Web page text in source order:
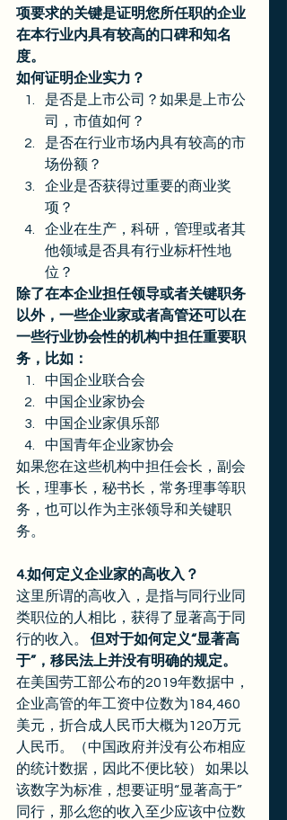
项要求的关键是证明您所任职的企业
在本行业内具有较高的口碑和知名
度。
如何证明企业实力？
是否是上市公司？如果是上市公
司，市值如何？
是否在行业市场内具有较高的市
场份额？
企业是否获得过重要的商业奖
项？
企业在生产，科研，管理或者其
他领域是否具有行业标杆性地
位？
除了在本企业担任领导或者关键职务
以外，一些企业家或者高管还可以在
一些行业协会性的机构中担任重要职
务，比如：
中国企业联合会
中国企业家协会
中国企业家俱乐部
中国青年企业家协会
如果您在这些机构中担任会长，副会
长，理事长，秘书长，常务理事等职
务，也可以作为主张领导和关键职
务。
4.如何定义企业家的高收入？
这里所谓的高收入，是指与同行业同
类职位的人相比，获得了显著高于同
行的收入。 但对于如何定义“显著高
于”，移民法上并没有明确的规定。
在美国劳工部公布的2019年数据中，
企业高管的年工资中位数为184,460
美元，折合成人民币大概为120万元
人民币。（中国政府并没有公布相应
的统计数据，因此不便比较） 如果以
该数字为标准，想要证明“显著高于”
同行，那么您的收入至少应该中位数